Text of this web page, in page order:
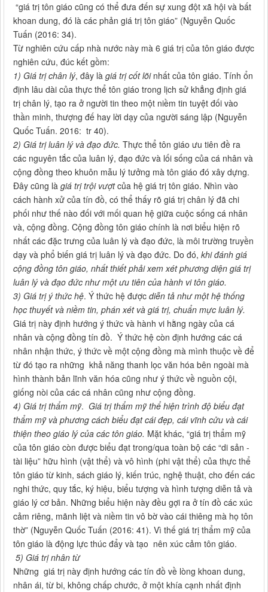
“giá trị tôn giáo cũng có thể đưa đến sự xung đột xã hội và bất
khoan dung, đó là các phản giá trị tôn giáo” (Nguyễn Quốc
Tuấn (2016: 34).
Từ nghiên cứu cấp nhà nước này mà 6 giá trị của tôn giáo được
nghiên cứu, đúc kết gồm:
1) Giá trị chân lý, đây là giá trị cốt lõinhất của tôn giáo. Tính ổn
định lâu dài của thực thể tôn giáo trong lịch sử khẳng định giá
trị chân lý, tạo ra ở người tin theo một niềm tin tuyệt đối vào
thần minh, thượng đế hay lời dạy của người sáng lập (Nguyễn
Quốc Tuấn. 2016: tr 40).
2) Giá trị luân lý và đạo đức. Thực thể tôn giáo ưu tiên đề ra
các nguyên tắc của luân lý, đạo đức và lối sống của cá nhân và
cộng đồng theo khuôn mẫu lý tưởng mà tôn giáo đó xây dựng.
Đây cũng là giá trị trội vượtcủa hệ giá trị tôn giáo. Nhìn vào
cách hành xử của tín đồ, có thể thấy rõ giá trị chân lý đã chi
phối như thế nào đối với mối quan hệ giữa cuộc sống cá nhân
và, cộng đồng. Cộng đồng tôn giáo chính là nơi biểu hiện rõ
nhất các đặc trưng của luân lý và đạo đức, là môi trường truyền
dạy và phổ biến giá trị luân lý và đạo đức. Do đó, khi đánh giá
cộng đồng tôn giáo, nhất thiết phải xem xét phương diện giá trị
luân lý và đạo đức như một ưu tiên của hành vi tôn giáo.
3) Giá trị ý thức hệ. Ý thức hệ được diễn tả như một hệ thống
học thuyết và niềm tin, phán xét và giá trị, chuẩn mực luân lý.
Giá trị này định hướng ý thức và hành vi hằng ngày của cá
nhân và cộng đồng tín đồ. Ý thức hệ còn định hướng các cá
nhân nhận thức, ý thức về một cộng đồng mà mình thuộc về để
từ đó tạo ra những khả năng thanh lọc văn hóa bên ngoài mà
hình thành bản lĩnh văn hóa cũng như ý thức về nguồn cội,
giống nòi của các cá nhân cũng như cộng đồng.
4) Giá trị thẩm mỹ. Giá trị thẩm mỹ thể hiện trình độ biểu đạt
thẩm mỹ và phương cách biểu đạt cái đẹp, cái vĩnh cửu và cái
thiện theo giáo lý của các tôn giáo. Mặt khác, “giá trị thẩm mỹ
của tôn giáo còn được biểu đạt trong/qua toàn bộ các “di sản -
tài liệu” hữu hình (vật thể) và vô hình (phi vật thể) của thực thể
tôn giáo từ kinh, sách giáo lý, kiến trúc, nghệ thuật, cho đến các
nghi thức, quy tắc, ký hiệu, biểu tượng và hình tượng diễn tả và
giáo lý cơ bản. Những biểu hiện này đều gợi ra ở tín đồ các xúc
cảm riêng, mãnh liệt và niềm tin vô bờ vào cái thiêng mà họ tôn
thờ” (Nguyễn Quốc Tuấn (2016: 41). Vì thế giá trị thẩm mỹ của
tôn giáo là động lực thúc đẩy và tạo nên xúc cảm tôn giáo.
5) Giá trị nhân từ
Những giá trị này định hướng các tín đồ về lòng khoan dung,
nhân ái, từ bi, không chấp chước, ở một khía cạnh nhất định